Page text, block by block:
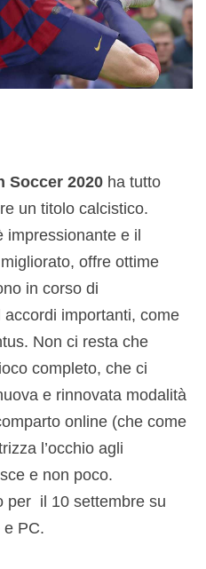
Soccer 2020 ha tutto
un titolo calcistico.
impressionante e il
offre ottime
in corso di
importanti, come
Non ci resta che
completo, che ci
e rinnovata modalità
online (che come
l’occhio agli
e non poco.
per il 10 settembre su
e PC.